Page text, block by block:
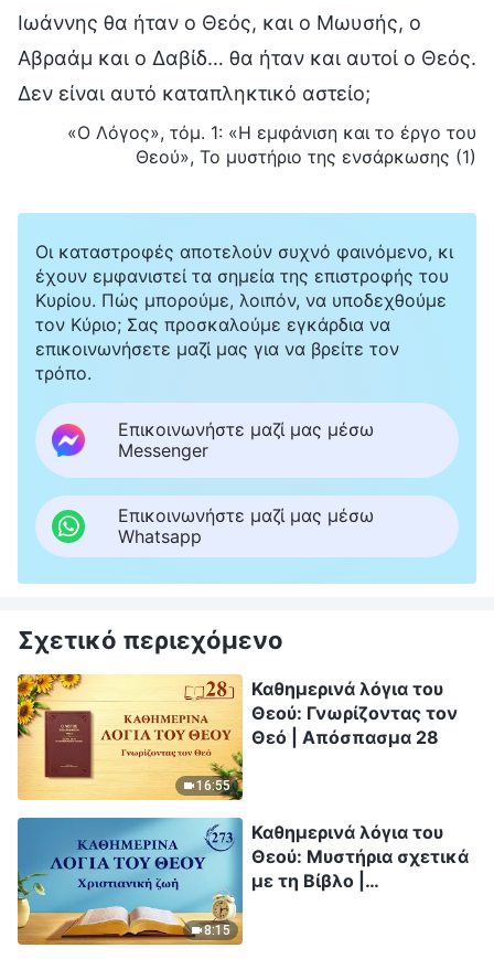
Ιωάννης θα ήταν ο Θεός, και ο Μωυσής, ο
Αβραάμ και ο Δαβίδ… θα ήταν και αυτοί ο Θεός.
Δεν είναι αυτό καταπληκτικό αστείο;
«Ο Λόγος», τόμ. 1: «Η εμφάνιση και το έργο του
Θεού», Το μυστήριο της ενσάρκωσης (1)
Οι καταστροφές αποτελούν συχνό φαινόμενο, κι
έχουν εμφανιστεί τα σημεία της επιστροφής του
Κυρίου. Πώς μπορούμε, λοιπόν, να υποδεχθούμε
τον Κύριο; Σας προσκαλούμε εγκάρδια να
επικοινωνήσετε μαζί μας για να βρείτε τον
τρόπο.
Επικοινωνήστε μαζί μας μέσω
Messenger
Επικοινωνήστε μαζί μας μέσω
Whatsapp
Σχετικό περιεχόμενο
16:55
Καθημερινά λόγια του
Θεού: Γνωρίζοντας τον
Θεό | Απόσπασμα 28
8:15
Καθημερινά λόγια του
Θεού: Μυστήρια σχετικά
με τη Βίβλο |